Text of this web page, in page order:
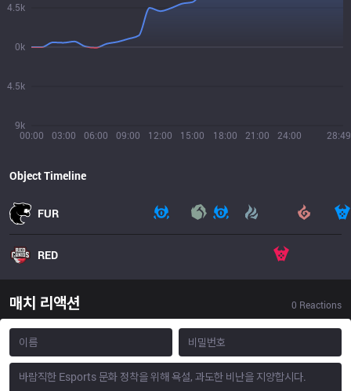
00:00 03:00 06:00 09:00 12:00 15:00 18:00 21:00 24:00 28:49
9k
4.5k
0k
4.5k
Object Timeline
FUR
RED
매치 리액션 0 Reactions